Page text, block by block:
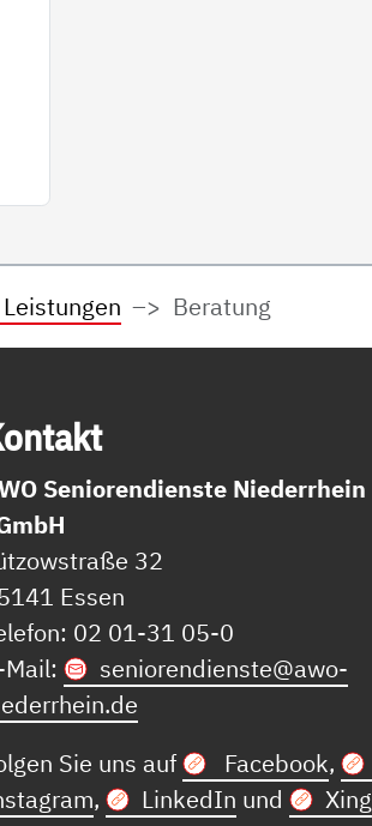
Beratung
Seniorendienste Niederrhein
32
Essen
02 01-31 05-0
Mail:
seniorendienste@awo-
Sie uns auf
Facebook,
, LinkedIn und Xing